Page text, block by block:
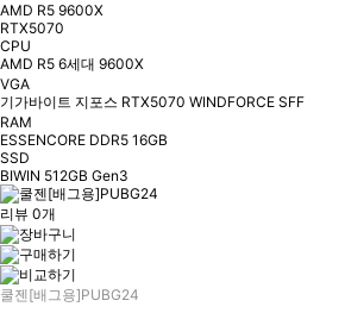
AMD R5 9600X
RTX5070
CPU
AMD R5 6세대 9600X
VGA
기가바이트 지포스 RTX5070 WINDFORCE SFF
RAM
ESSENCORE DDR5 16GB
SSD
BIWIN 512GB Gen3
리뷰 0개
쿨젠[배그용]PUBG24